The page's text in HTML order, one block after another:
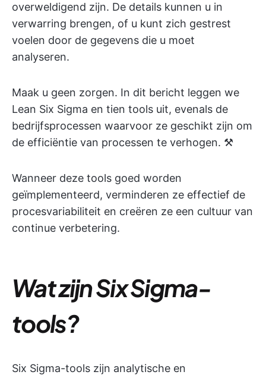
overweldigend zijn. De details kunnen u in
verwarring brengen, of u kunt zich gestrest
voelen door de gegevens die u moet
analyseren.
Maak u geen zorgen. In dit bericht leggen we
Lean Six Sigma en tien tools uit, evenals de
bedrijfsprocessen waarvoor ze geschikt zijn om
de efficiëntie van processen te verhogen. ⚒️
Wanneer deze tools goed worden
geïmplementeerd, verminderen ze effectief de
procesvariabiliteit en creëren ze een cultuur van
continue verbetering.
Wat zijn Six Sigma-
tools?
Six Sigma-tools zijn analytische en